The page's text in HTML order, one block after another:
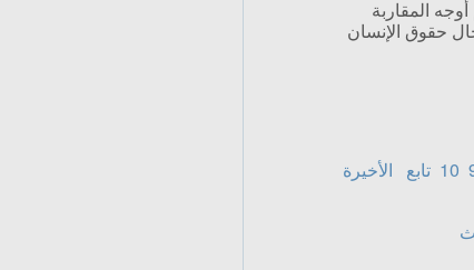
2008 بالرباط أهم أوجه المقاربة
حقوق الإنسان
10 تابع
الأخيرة